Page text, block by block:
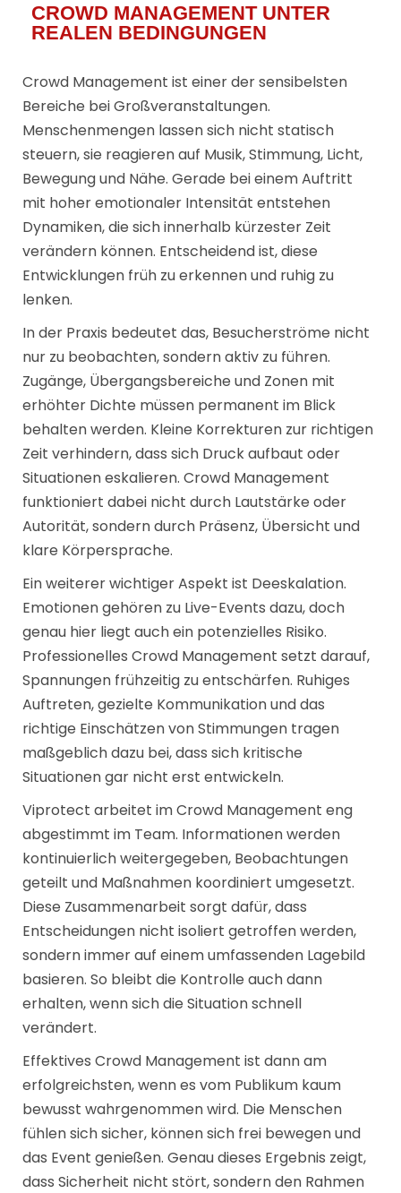
CROWD MANAGEMENT UNTER
REALEN BEDINGUNGEN
Crowd Management ist einer der sensibelsten
Bereiche bei Großveranstaltungen.
Menschenmengen lassen sich nicht statisch
steuern, sie reagieren auf Musik, Stimmung, Licht,
Bewegung und Nähe. Gerade bei einem Auftritt
mit hoher emotionaler Intensität entstehen
Dynamiken, die sich innerhalb kürzester Zeit
verändern können. Entscheidend ist, diese
Entwicklungen früh zu erkennen und ruhig zu
lenken.
In der Praxis bedeutet das, Besucherströme nicht
nur zu beobachten, sondern aktiv zu führen.
Zugänge, Übergangsbereiche und Zonen mit
erhöhter Dichte müssen permanent im Blick
behalten werden. Kleine Korrekturen zur richtigen
Zeit verhindern, dass sich Druck aufbaut oder
Situationen eskalieren. Crowd Management
funktioniert dabei nicht durch Lautstärke oder
Autorität, sondern durch Präsenz, Übersicht und
klare Körpersprache.
Ein weiterer wichtiger Aspekt ist Deeskalation.
Emotionen gehören zu Live-Events dazu, doch
genau hier liegt auch ein potenzielles Risiko.
Professionelles Crowd Management setzt darauf,
Spannungen frühzeitig zu entschärfen. Ruhiges
Auftreten, gezielte Kommunikation und das
richtige Einschätzen von Stimmungen tragen
maßgeblich dazu bei, dass sich kritische
Situationen gar nicht erst entwickeln.
Viprotect arbeitet im Crowd Management eng
abgestimmt im Team. Informationen werden
kontinuierlich weitergegeben, Beobachtungen
geteilt und Maßnahmen koordiniert umgesetzt.
Diese Zusammenarbeit sorgt dafür, dass
Entscheidungen nicht isoliert getroffen werden,
sondern immer auf einem umfassenden Lagebild
basieren. So bleibt die Kontrolle auch dann
erhalten, wenn sich die Situation schnell
verändert.
Effektives Crowd Management ist dann am
erfolgreichsten, wenn es vom Publikum kaum
bewusst wahrgenommen wird. Die Menschen
fühlen sich sicher, können sich frei bewegen und
das Event genießen. Genau dieses Ergebnis zeigt,
dass Sicherheit nicht stört, sondern den Rahmen